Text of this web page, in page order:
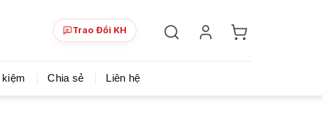
Chia sẻ khoá học giá rẻ cho những ai hạn hẹp
Trao Đổi KH
Chia sẻ Liên hệ